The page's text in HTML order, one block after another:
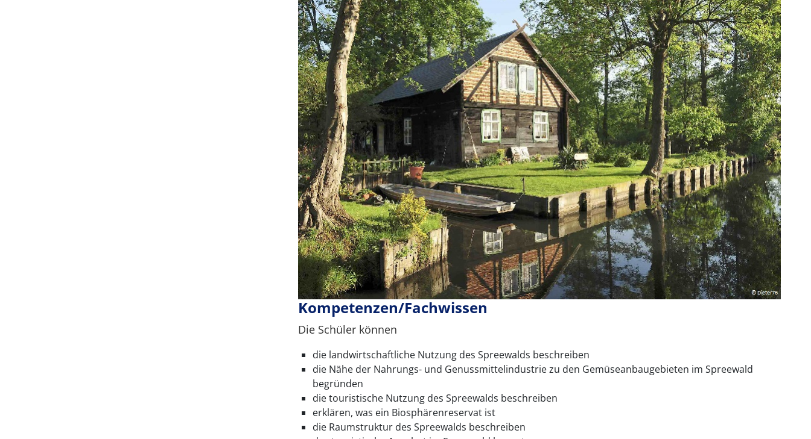
Kompetenzen/Fachwissen
Die Schüler können
die landwirtschaftliche Nutzung des Spreewalds beschreiben
die Nähe der Nahrungs- und Genussmittelindustrie zu den Gemüseanbaugebieten im Spreewald
begründen
die touristische Nutzung des Spreewalds beschreiben
erklären, was ein Biosphärenreservat ist
die Raumstruktur des Spreewalds beschreiben